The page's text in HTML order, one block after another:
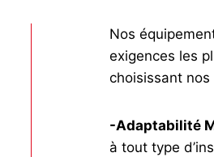
Nos
exigences les
choisissant
-Adaptabilité
à tout type